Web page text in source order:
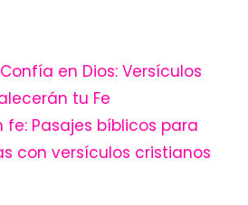
en Dios: Versículos
tu Fe
fe: Pasajes bíblicos para
con versículos cristianos